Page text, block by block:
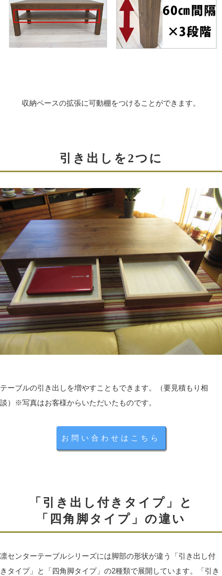
り外しできます。
長期間使用しないときや引越しなどには、脚を取り外し
ておくことができます。
また緩んだりして脚ががたつくような場合は締め付けて
便利な引き出し／スタンダードタイプのみ
前面の中央には引き出しを配置。A4サイズのノートも２
冊並べて収納できる広さがあります。
散らかったテーブル上を広く使いたいときなど、さっと
収納が可能です。
※スタンダードタイプのみの仕様です。
オイル塗装／セラウッド塗装
オイル塗装またはセラウッド塗装をお選びいただけま
オイル塗装は木材にオイルを浸透させるので、表面に塗
膜を形成しません。木材がもっている本来の色・手触
収納ペースの拡張に可動棚をつけることができます。
引き出しを2つに
テーブルの引き出しを増やすこともできます。（要見積もり相
談）※写真はお客様からいただいたものです。
お問い合わせはこちら
「引き出し付きタイプ」と
「四角脚タイプ」の違い
凛センターテーブルシリーズには脚部の形状が違う「引き出し付
きタイプ」と「四角脚タイプ」の2種類で展開しています。「引き